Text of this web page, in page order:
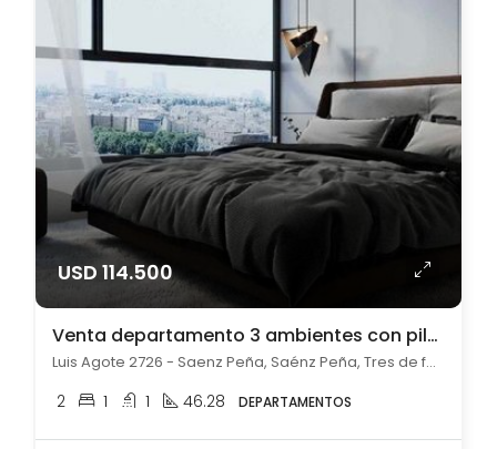
USD 114.500
Venta departamento 3 ambientes con pileta en Saénz Peña
Luis Agote 2726 - Saenz Peña, Saénz Peña, Tres de febrero
2 1 1 46.28 DEPARTAMENTOS